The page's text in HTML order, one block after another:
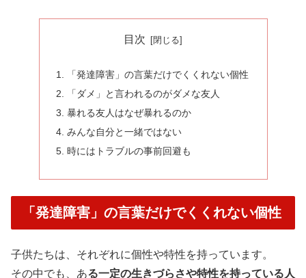
目次
「発達障害」の言葉だけでくくれない個性
「ダメ」と言われるのがダメな友人
暴れる友人はなぜ暴れるのか
みんな自分と一緒ではない
時にはトラブルの事前回避も
「発達障害」の言葉だけでくくれない個性
子供たちは、それぞれに個性や特性を持っています。
その中でも、ある一定の生きづらさや特性を持っている人